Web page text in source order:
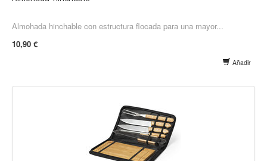
Almohada hinchable con estructura flocada para una mayor...
10,90 €
Añadir